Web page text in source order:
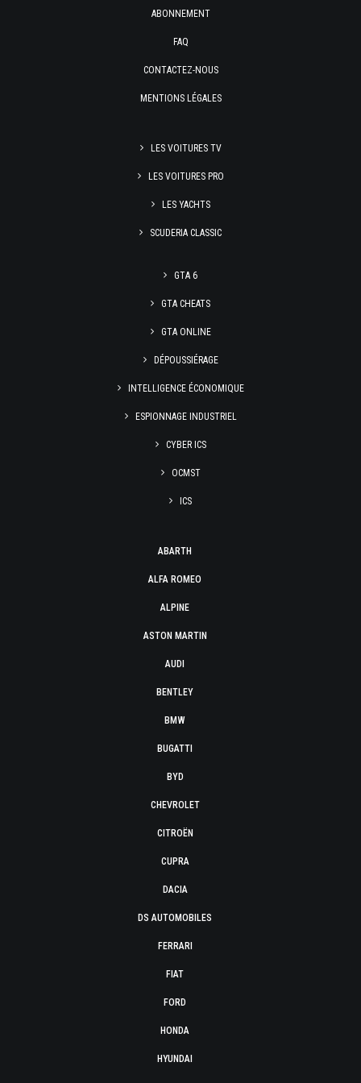
ABONNEMENT
FAQ
CONTACTEZ-NOUS
MENTIONS LÉGALES
LES VOITURES TV
LES VOITURES PRO
LES YACHTS
SCUDERIA CLASSIC
GTA 6
GTA CHEATS
GTA ONLINE
DÉPOUSSIÉRAGE
INTELLIGENCE ÉCONOMIQUE
ESPIONNAGE INDUSTRIEL
CYBER ICS
OCMST
ICS
ABARTH
ALFA ROMEO
ALPINE
ASTON MARTIN
AUDI
BENTLEY
BMW
BUGATTI
BYD
CHEVROLET
CITROËN
CUPRA
DACIA
DS AUTOMOBILES
FERRARI
FIAT
FORD
HONDA
HYUNDAI